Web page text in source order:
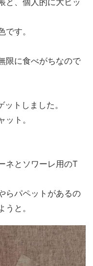
と、個人的に大ヒッ
す。
限に食べがちなので
ットしました。
ト。
ネとソワーレ用のT
らパペットがあるの
と。